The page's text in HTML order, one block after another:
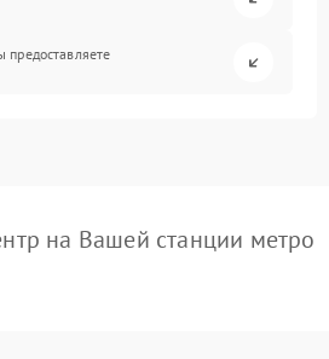
на Вашей станции метро